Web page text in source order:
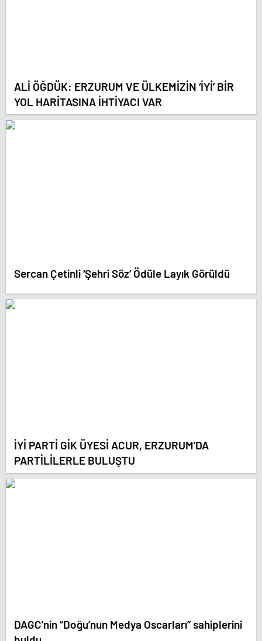
ALİ ÖĞDÜK: ERZURUM VE ÜLKEMİZİN ‘İYİ’ BİR
YOL HARİTASINA İHTİYACI VAR
Sercan Çetinli ‘Şehri Söz’ Ödüle Layık Görüldü
İYİ PARTİ GİK ÜYESİ ACUR, ERZURUM’DA
PARTİLİLERLE BULUŞTU
DAGC’nin “Doğu’nun Medya Oscarları” sahiplerini